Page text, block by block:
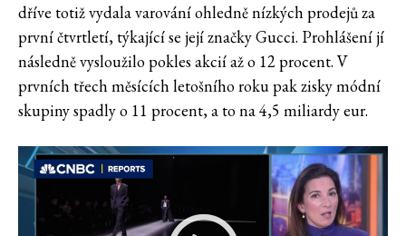
dříve totiž vydala varování ohledně nízkých prodejů za
první čtvrtletí, týkající se její značky Gucci. Prohlášení jí
následně vysloužilo pokles akcií až o 12 procent. V
prvních třech měsících letošního roku pak zisky módní
skupiny spadly o 11 procent, a to na 4,5 miliardy eur.